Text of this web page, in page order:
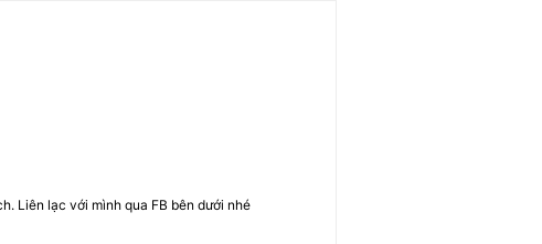
Liên lạc với mình qua FB bên dưới nhé